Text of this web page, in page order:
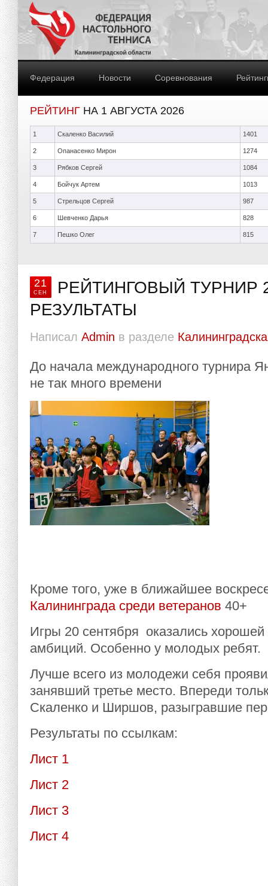
Федерация Новости Соревнования
РЕЙТИНГ НА 1 АВГУСТА 2026
1 Скаленко Василий 1401
2 Опанасенко Мирон 1274
3 Рябков Сергей 1084
4 Бойчук Артем 1013
5 Стрельцов Сергей 987
6 Шевченко Дарья 828
7 Пешко Олег 815
21
СЕН
РЕЙТИНГОВЫЙ ТУРНИР
РЕЗУЛЬТАТЫ
Написал Admin в разделе
До начала международного турнира
не так много времени
Кроме того, уже в ближайшее
Калининграда среди ветеранов 40+
Игры 20 сентября оказались хорошей
амбиций. Особенно у молодых ребят.
Лучше всего из молодежи себя
занявший третье место. Впереди
Скаленко и Ширшов, разыгравшие
Результаты по ссылкам:
Лист 1
Лист 2
Лист 3
Лист 4